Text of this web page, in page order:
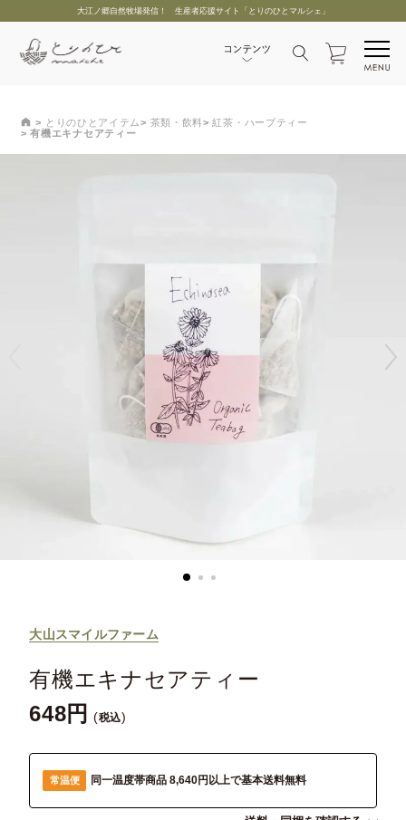
大江ノ郷自然牧場発信！ 生産者応援サイト「とりのひとマルシェ」
とりのひとアイテム 茶類・飲料
紅茶・ハーブティー
有機エキナセアティー
大山スマイルファーム
有機エキナセアティー
648 税込
常温便 同一温度帯商品 8,640円以上で基本送料無料